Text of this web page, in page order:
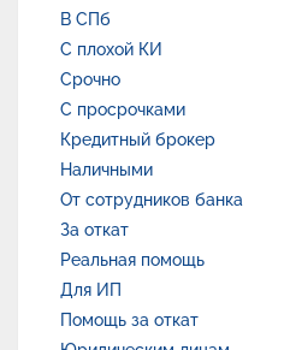
В СПб
С плохой КИ
Срочно
С просрочками
Кредитный брокер
Наличными
От сотрудников банка
За откат
Реальная помощь
Для ИП
Помощь за откат